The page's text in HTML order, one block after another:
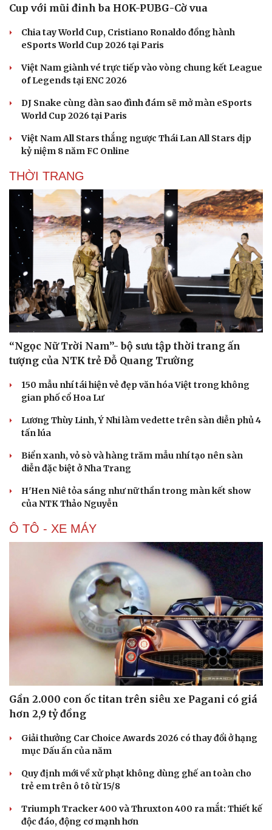
Văn hóa
Sân khấu - Điện ảnh
Âm nhạc
Di sản
Giải trí
Sao Việt
Tư vấn
Săn Tour
check-in
Podcast
Câu chuyện thời sự
Đọc truyện đêm khuya
Hạt giống tâm hồn
Cup với mũi đinh ba HOK-PUBG-Cờ vua
Chia tay World Cup, Cristiano Ronaldo đồng hành
eSports World Cup 2026 tại Paris
Việt Nam giành vé trực tiếp vào vòng chung kết League
of Legends tại ENC 2026
DJ Snake cùng dàn sao đình đám sẽ mở màn eSports
World Cup 2026 tại Paris
Việt Nam All Stars thắng ngược Thái Lan All Stars dịp
kỷ niệm 8 năm FC Online
THỜI TRANG
“Ngọc Nữ Trời Nam”- bộ sưu tập thời trang ấn
tượng của NTK trẻ Đỗ Quang Trường
150 mẫu nhí tái hiện vẻ đẹp văn hóa Việt trong không
gian phố cổ Hoa Lư
Lương Thùy Linh, Ý Nhi làm vedette trên sàn diễn phủ 4
tấn lúa
Biển xanh, vỏ sò và hàng trăm mẫu nhí tạo nên sàn
diễn đặc biệt ở Nha Trang
H'Hen Niê tỏa sáng như nữ thần trong màn kết show
của NTK Thảo Nguyễn
Ô TÔ - XE MÁY
Gần 2.000 con ốc titan trên siêu xe Pagani có giá
hơn 2,9 tỷ đồng
Giải thưởng Car Choice Awards 2026 có thay đổi ở hạng
mục Dấu ấn của năm
Quy định mới về xử phạt không dùng ghế an toàn cho
trẻ em trên ô tô từ 15/8
Triumph Tracker 400 và Thruxton 400 ra mắt: Thiết kế
độc đáo, động cơ mạnh hơn